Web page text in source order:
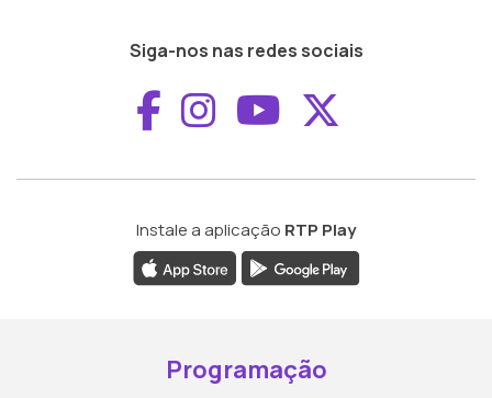
Siga-nos nas redes sociais
Aceder ao
Aceder ao
Aceder ao
Instale a aplicação RTP Play
Programação